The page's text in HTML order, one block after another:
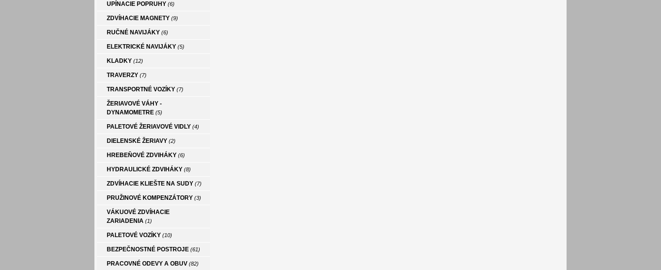
UPÍNACIE POPRUHY (6)
ZDVÍHACIE MAGNETY (9)
RUČNÉ NAVIJÁKY (6)
ELEKTRICKÉ NAVIJÁKY (5)
KLADKY (12)
TRAVERZY (7)
TRANSPORTNÉ VOZÍKY (7)
ŽERIAVOVÉ VÁHY -
DYNAMOMETRE (5)
PALETOVÉ ŽERIAVOVÉ VIDLY (4)
DIELENSKÉ ŽERIAVY (2)
HREBEŇOVÉ ZDVIHÁKY (6)
HYDRAULICKÉ ZDVIHÁKY (8)
ZDVÍHACIE KLIEŠTE NA SUDY (7)
PRUŽINOVÉ KOMPENZÁTORY (3)
VÁKUOVÉ ZDVÍHACIE
ZARIADENIA (1)
PALETOVÉ VOZÍKY (10)
BEZPEČNOSTNÉ POSTROJE (61)
PRACOVNÉ ODEVY A OBUV (82)